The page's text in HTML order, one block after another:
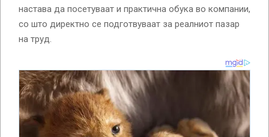
настава да посетуваат и практична обука во компании,
со што директно се подготвуваат за реалниот пазар
на труд.